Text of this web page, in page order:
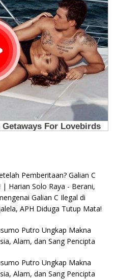
Pemberitaan? Galian C
| Harian Solo Raya - Berani,
Galian C Ilegal di
APH Diduga Tutup Mata!
Putro Ungkap Makna
Alam, dan Sang Pencipta
Putro Ungkap Makna
Alam, dan Sang Pencipta